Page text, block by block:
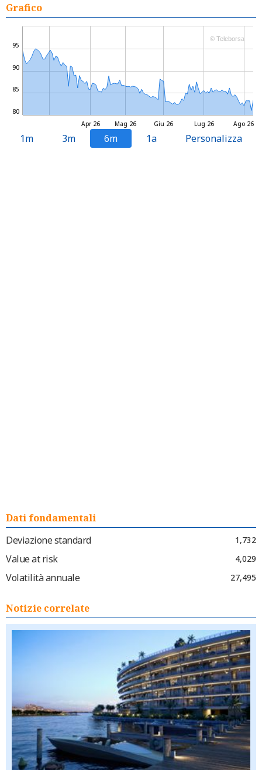
Grafico
Mag 26 Lug 26
Apr 26 Giu 26 Ago 26
80
85
90
95
© Teleborsa
1m 3m 6m 1a Personalizza
Dati fondamentali
Deviazione standard
1,732
Value at risk 4,029
Volatilità annuale 27,495
Notizie correlate